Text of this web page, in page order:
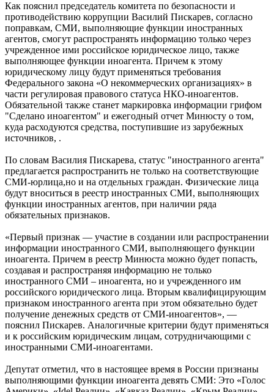
Как пояснил председатель комитета по безопасности и
противодействию коррупции Василий Пискарев, согласно
поправкам, СМИ, выполняющие функции иностранных
агентов, смогут распространять информацию только через
учрежденное ими российское юридическое лицо, также
выполняющее функции иноагента. Причем к этому
юридическому лицу будут применяться требования
Федерального закона «О некоммерческих организациях» в
части регулировая правового статуса НКО-иноагентов.
Обязательной также станет маркировка информации грифом
"Сделано иноагентом" и ежегодный отчет Минюсту о том,
куда расходуются средства, поступившие из зарубежных
источников, .
По словам Василия Пискарева, статус "иностранного агента"
предлагается распространить не только на соответствующие
СМИ-юрлица,но и на отдельных граждан. Физические лица
будут вноситься в реестр иностранных СМИ, выполняющих
функции иностранных агентов, при наличии ряда
обязательных признаков.
«Первый признак — участие в создании или распространении
информации иностранного СМИ, выполняющего функции
иноагента. Причем в реестр Минюста можно будет попасть,
создавая и распространяя информацию не только
иностранного СМИ – иноагента, но и учрежденного им
российского юридического лица. Вторым квалифицирующим
признаком иностранного агента при этом обязательно будет
получение денежных средств от СМИ-иноагентов», —
пояснил Пискарев. Аналогичные критерии будут применяться
и к российским юридическим лицам, сотрудничающими с
иностранными СМИ-иноагентами.
Депутат отметил, что в настоящее время в России признаны
выполняющими функции иноагента девять СМИ: Это «Голос